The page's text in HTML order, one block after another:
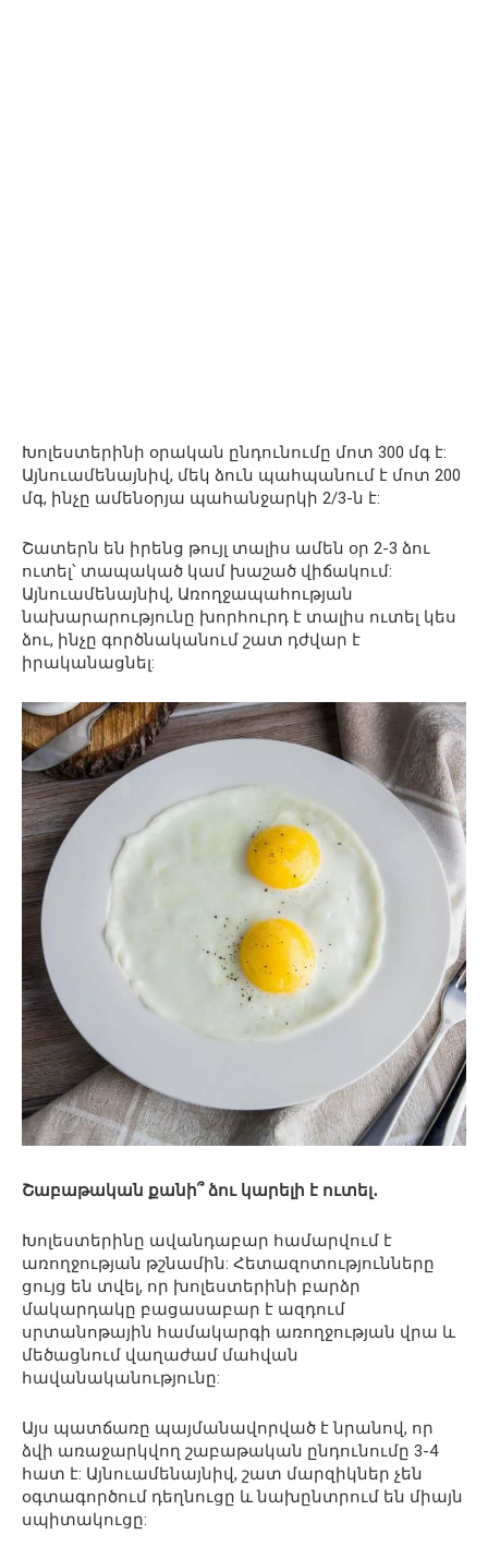
Խոլեստերինի օրական ընդունումը մոտ 300 մգ է:
Այնուամենայնիվ, մեկ ձուն պահպանում է մոտ 200
մգ, ինչը ամենօրյա պահանջարկի 2/3-ն է:
Շատերն են իրենց թույլ տալիս ամեն օր 2-3 ձու
ուտել՝ տապակած կամ խաշած վիճակում:
Այնուամենայնիվ, Առողջապահության
նախարարությունը խորհուրդ է տալիս ուտել կես
ձու, ինչը գործնականում շատ դժվար է
իրականացնել:
Շաբաթական քանի՞ ձու կարելի է ուտել․
Խոլեստերինը ավանդաբար համարվում է
առողջության թշնամին: Հետազոտությունները
ցույց են տվել, որ խոլեստերինի բարձր
մակարդակը բացասաբար է ազդում
սրտանոթային համակարգի առողջության վրա և
մեծացնում վաղաժամ մահվան
հավանականությունը:
Այս պատճառը պայմանավորված է նրանով, որ
ձվի առաջարկվող շաբաթական ընդունումը 3-4
հատ է: Այնուամենայնիվ, շատ մարզիկներ չեն
օգտագործում դեղնուցը և նախընտրում են միայն
սպիտակուցը: